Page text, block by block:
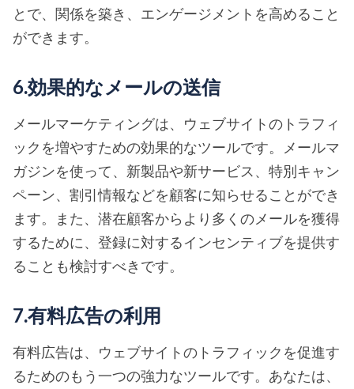
とで、関係を築き、エンゲージメントを高めること
ができます。
6.効果的なメールの送信
メールマーケティングは、ウェブサイトのトラフィ
ックを増やすための効果的なツールです。メールマ
ガジンを使って、新製品や新サービス、特別キャン
ペーン、割引情報などを顧客に知らせることができ
ます。また、潜在顧客からより多くのメールを獲得
するために、登録に対するインセンティブを提供す
ることも検討すべきです。
7.有料広告の利用
有料広告は、ウェブサイトのトラフィックを促進す
るためのもう一つの強力なツールです。あなたは、